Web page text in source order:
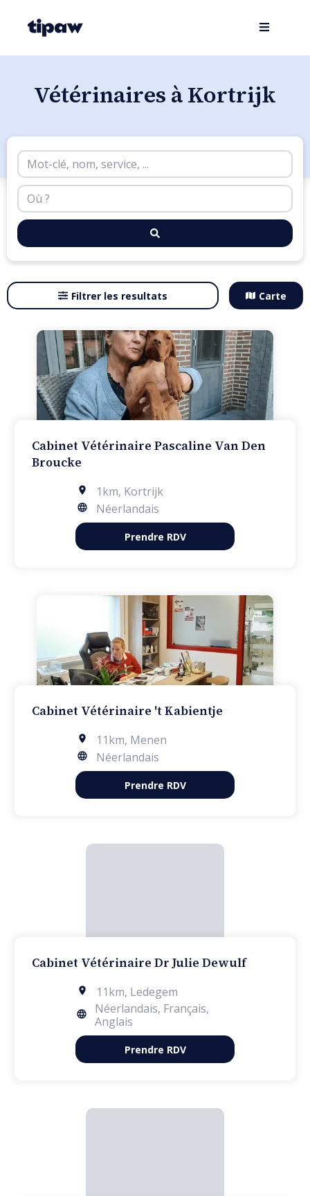
Vétérinaires à Kortrijk
Filtrer les resultats Carte
Cabinet Vétérinaire Pascaline Van Den
Broucke
1km, Kortrijk
Néerlandais
Prendre RDV
Cabinet Vétérinaire 't Kabientje
11km, Menen
Néerlandais
Prendre RDV
Cabinet Vétérinaire Dr Julie Dewulf
11km, Ledegem
Néerlandais, Français,
Anglais
Prendre RDV